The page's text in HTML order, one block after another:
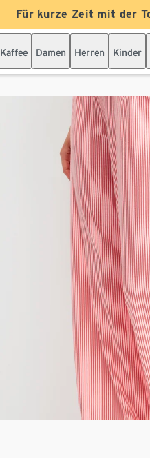
Für kurze Zeit mit der
Kaffee Damen Herren Kinder